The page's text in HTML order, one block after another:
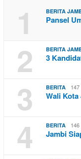
1 BERITA
Pansel
2 BERITA
3
3 BERITA 147
Wali
4 BERITA 146
Jambi